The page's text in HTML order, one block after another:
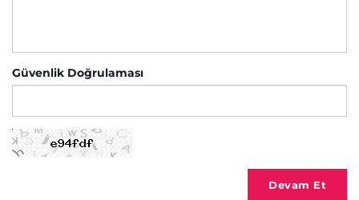
Güvenlik Doğrulaması
Devam Et